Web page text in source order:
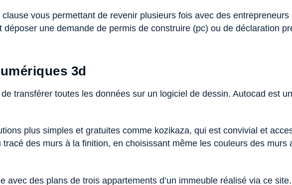
vous permettant de revenir plusieurs fois avec des entrepreneurs
déposer une demande de permis de construire (pc) ou de déclaration
3d
transférer toutes les données sur un logiciel de dessin. Autocad est
plus simples et gratuites comme kozikaza, qui est convivial et
des murs à la finition, en choisissant même les couleurs des murs
avec des plans de trois appartements d’un immeuble réalisé via ce site.